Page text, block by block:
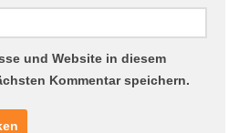
und Website in diesem
Kommentar speichern.